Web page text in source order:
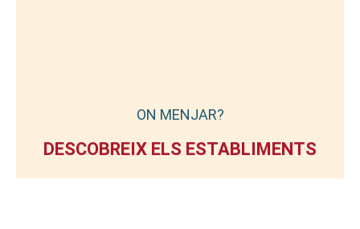
ON MENJAR?
DESCOBREIX ELS ESTABLIMENTS